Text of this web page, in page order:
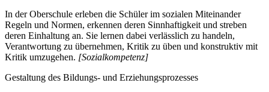
In der Oberschule erleben die Schüler im sozialen Miteinander
Regeln und Normen, erkennen deren Sinnhaftigkeit und streben
deren Einhaltung an. Sie lernen dabei verlässlich zu handeln,
Verantwortung zu übernehmen, Kritik zu üben und konstruktiv mit
Kritik umzugehen. [Sozialkompetenz]
Gestaltung des Bildungs- und Erziehungsprozesses